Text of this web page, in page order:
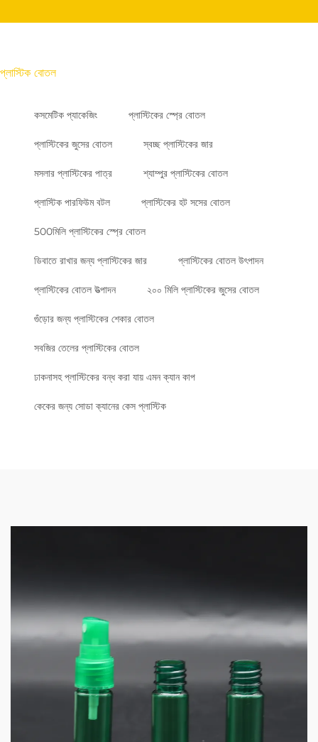
প্লাস্টিক বোতল
কসমেটিক প্যাকেজিং প্লাস্টিকের স্প্রে বোতল
প্লাস্টিকের জুসের বোতল স্বচ্ছ প্লাস্টিকের জার
মসলার প্লাস্টিকের পাত্র শ্যাম্পুর প্লাস্টিকের বোতল
প্লাস্টিক পারফিউম বটল প্লাস্টিকের হট সসের বোতল
500মিলি প্লাস্টিকের স্প্রে বোতল
ডিবাতে রাখার জন্য প্লাস্টিকের জার প্লাস্টিকের বোতল উৎপাদন
প্লাস্টিকের বোতল উত্পাদন ২০০ মিলি প্লাস্টিকের জুসের বোতল
গুঁড়োর জন্য প্লাস্টিকের শেকার বোতল
সবজির তেলের প্লাস্টিকের বোতল
ঢাকনাসহ প্লাস্টিকের বন্ধ করা যায় এমন ক্যান কাপ
কেকের জন্য সোডা ক্যানের কেস প্লাস্টিক